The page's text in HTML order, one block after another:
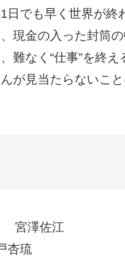
日でも早く世界が終
現金の入った封筒
難なく“仕事”を終
が見当たらないこ
宮澤佐江
杏琉